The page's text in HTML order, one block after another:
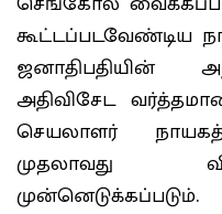
கூட்டப்படவேண்டிய
ஜனாதிபதியின்
அதிவிசேட
செயலாளர்
முதலாவது
முன்னெடுக்கப்படும்.